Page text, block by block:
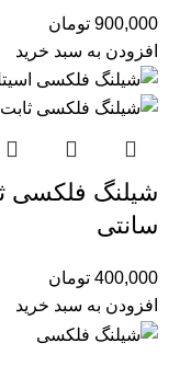
900,000 تومان
افزودن به سبد خرید
سانتی
400,000 تومان
افزودن به سبد خرید